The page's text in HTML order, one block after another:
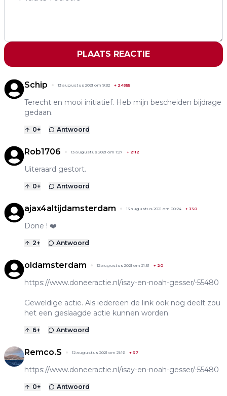
PLAATS REACTIE
Schip 13 augustus 2021 om 9:32 + 24355
Terecht en mooi initiatief. Heb mijn bescheiden bijdrage
gedaan.
0+ Antwoord
Rob1706 13 augustus 2021 om 1:27 + 2112
Uiteraard gestort.
0+ Antwoord
ajax4altijdamsterdam 13 augustus 2021 om 00:24 + 330
Done ! ❤️
2+ Antwoord
oldamsterdam 12 augustus 2021 om 21:51 + 20
https://www.doneeractie.nl/isay-en-noah-gesser/-55480
Geweldige actie. Als iedereen de link ook nog deelt zou
het een geslaagde actie kunnen worden.
6+ Antwoord
Remco.S 12 augustus 2021 om 21:16 + 37
https://www.doneeractie.nl/isay-en-noah-gesser/-55480
0+ Antwoord